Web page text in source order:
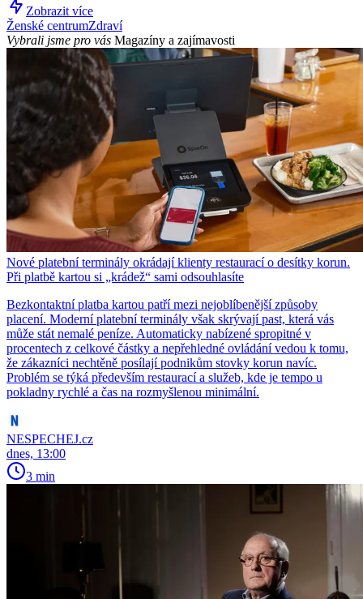
Zobrazit více
Ženské centrumZdraví
Vybrali jsme pro vás Magazíny a zajímavosti
Nové platební terminály okrádají klienty restaurací o desítky korun.
Při platbě kartou si „krádež“ sami odsouhlasíte
Bezkontaktní platba kartou patří mezi nejoblíbenější způsoby
placení. Moderní platební terminály však skrývají past, která vás
může stát nemalé peníze. Automaticky nabízené spropitné v
procentech z celkové částky a nepřehledné ovládání vedou k tomu,
že zákazníci nechtěně posílají podnikům stovky korun navíc.
Problém se týká především restaurací a služeb, kde je tempo u
pokladny rychlé a čas na rozmyšlenou minimální.
NESPECHEJ.cz
dnes, 13:00
3 min